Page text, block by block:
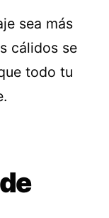
sea más
cálidos se
todo tu